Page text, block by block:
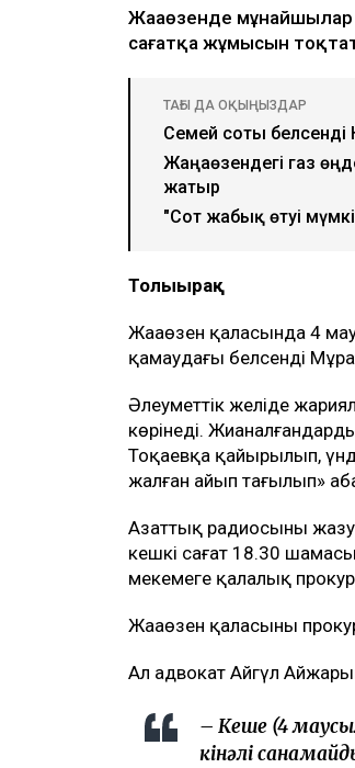
Жаңаөзенде
сағатқа жұмысын
ТАҒЫ ДА ОҚЫҢЫЗДАР
Семей соты
Жаңаөзендегі газ
жатыр
"Сот жабық өтуі
Толығырақ
Жаңаөзен қаласында 4
қамаудағы белсенді
Әлеуметтік желіде
көрінеді.
Тоқаевқа қайырылып,
жалған айып тағылып»
Азаттық радиосының
кешкі сағат 18.30
мекемеге қалалық
Жаңаөзен қаласының
Ал адвокат Айгүл
– Кеше (4
кінәлі